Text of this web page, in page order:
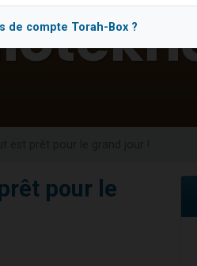
pour le
de compte Torah-Box ?